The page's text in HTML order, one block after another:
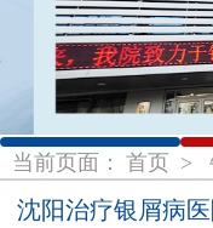
1
当前页面： 首页 >
沈阳治疗银屑病